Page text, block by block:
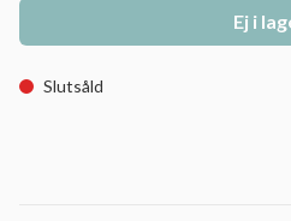
Ej i
Slutsåld